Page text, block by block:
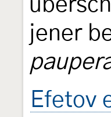
jener
Efetov